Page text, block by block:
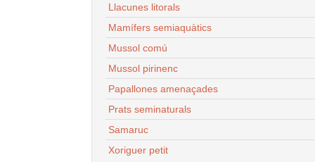
Llacunes litorals
Mamífers semiaquàtics
Mussol comú
Mussol pirinenc
Papallones amenaçades
Prats seminaturals
Samaruc
Xoriguer petit